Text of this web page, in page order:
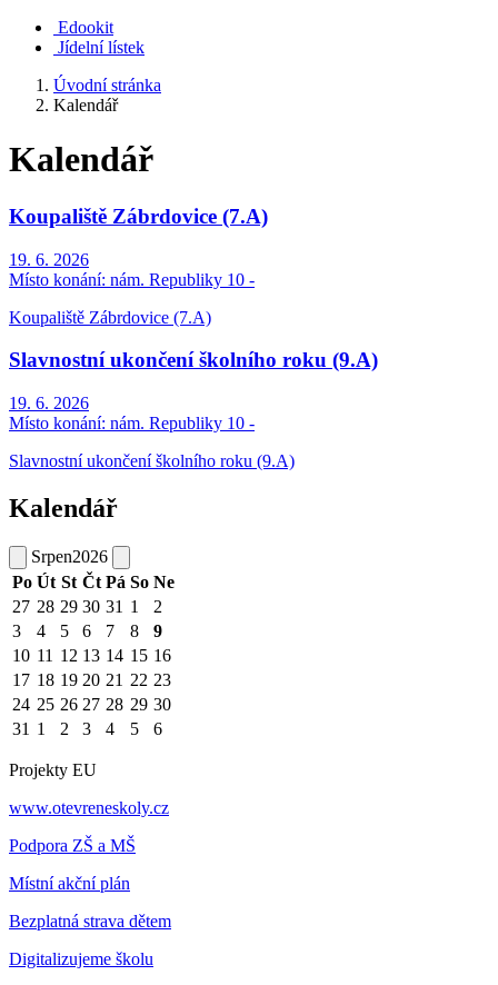
Edookit
Jídelní lístek
Úvodní stránka
Kalendář
Kalendář
Koupaliště Zábrdovice (7.A)
19. 6. 2026
Místo konání: nám. Republiky 10 -
Koupaliště Zábrdovice (7.A)
Slavnostní ukončení školního roku (9.A)
19. 6. 2026
Místo konání: nám. Republiky 10 -
Slavnostní ukončení školního roku (9.A)
Kalendář
Srpen2026
Po Út St Čt Pá So Ne
27 28 29 30 31 1
2
3
4 5 6 7 8
9
10 11 12 13 14 15 16
17 18 19 20 21 22 23
24 25 26 27 28 29 30
31 1 2 3 4 5 6
Projekty EU
www.otevreneskoly.cz
Podpora ZŠ a MŠ
Místní akční plán
Bezplatná strava dětem
Digitalizujeme školu